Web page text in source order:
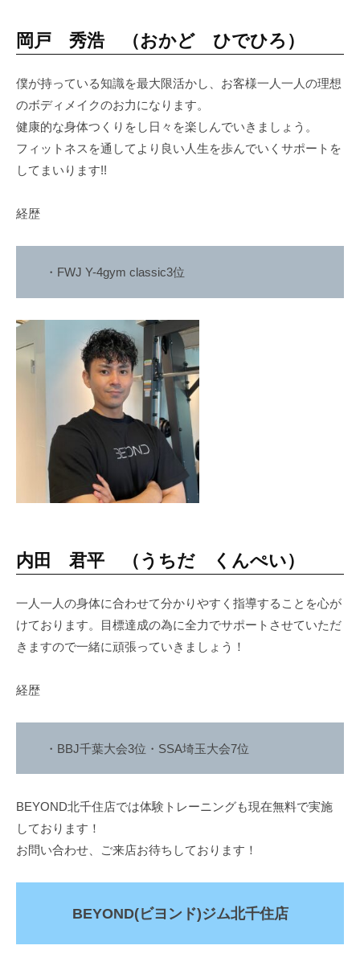
手
に
入
と
が
き
岡戸 秀浩 （おかど ひでひろ）
僕が持っている知識を最大限活かし、お客様一人一人の理想
のボディメイクのお力になります。
健康的な身体つくりをし日々を楽しんでいきましょう。
フィットネスを通してより良い人生を歩んでいくサポートを
してまいります!!
経歴
・FWJ Y-4gym classic3位
内田 君平 （うちだ くんぺい）
一人一人の身体に合わせて分かりやすく指導することを心が
けております。目標達成の為に全力でサポートさせていただ
きますので一緒に頑張っていきましょう！
経歴
・BBJ千葉大会3位・SSA埼玉大会7位
BEYOND北千住店では体験トレーニングも現在無料で実施
しております！
お問い合わせ、ご来店お待ちしております！
BEYOND(ビヨンド)ジム北千住店